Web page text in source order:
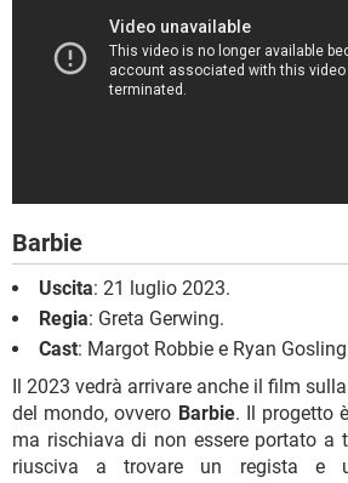
Barbie
Uscita: 21 luglio 2023.
Regia: Greta Gerwing.
Cast: Margot Robbie e Ryan
Il 2023 vedrà arrivare anche il film
del mondo, ovvero Barbie. Il progetto
ma rischiava di non essere portato a
riusciva a trovare un regista e